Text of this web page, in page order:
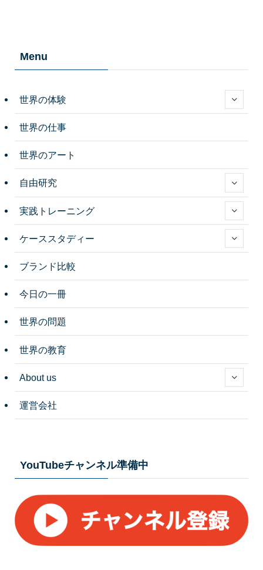
Menu
世界の体験
世界の仕事
世界のアート
自由研究
実践トレーニング
ケーススタディー
ブランド比較
今日の一冊
世界の問題
世界の教育
About us
運営会社
YouTubeチャンネル準備中